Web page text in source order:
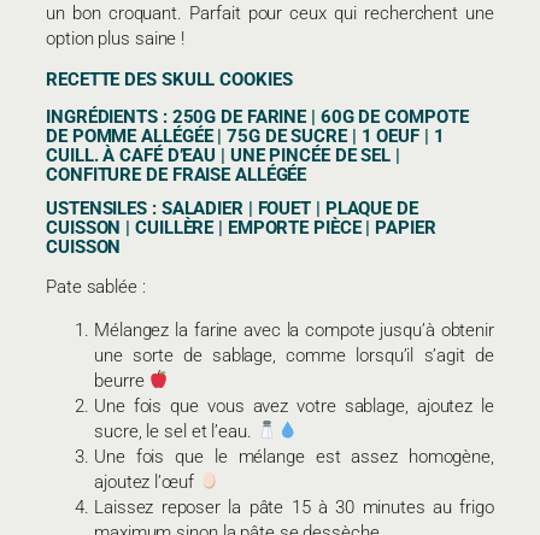
un bon croquant. Parfait pour ceux qui recherchent une
option plus saine !
RECETTE DES SKULL COOKIES
INGRÉDIENTS : 250G DE FARINE | 60G DE COMPOTE
DE POMME ALLÉGÉE | 75G DE SUCRE | 1 OEUF | 1
CUILL. À CAFÉ D’EAU | UNE PINCÉE DE SEL |
CONFITURE DE FRAISE ALLÉGÉE
USTENSILES : SALADIER | FOUET | PLAQUE DE
CUISSON | CUILLÈRE | EMPORTE PIÈCE | PAPIER
CUISSON
Pate sablée :
Mélangez la farine avec la compote jusqu’à obtenir
une sorte de sablage, comme lorsqu’il s’agit de
beurre
Une fois que vous avez votre sablage, ajoutez le
sucre, le sel et l’eau.
Une fois que le mélange est assez homogène,
ajoutez l’œuf
Laissez reposer la pâte 15 à 30 minutes au frigo